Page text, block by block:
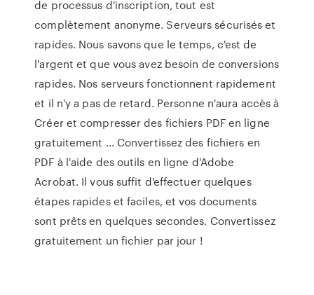
de processus d'inscription, tout est
complètement anonyme. Serveurs sécurisés et
rapides. Nous savons que le temps, c'est de
l'argent et que vous avez besoin de conversions
rapides. Nos serveurs fonctionnent rapidement
et il n'y a pas de retard. Personne n'aura accès à
Créer et compresser des fichiers PDF en ligne
gratuitement ... Convertissez des fichiers en
PDF à l'aide des outils en ligne d'Adobe
Acrobat. Il vous suffit d'effectuer quelques
étapes rapides et faciles, et vos documents
sont prêts en quelques secondes. Convertissez
gratuitement un fichier par jour !